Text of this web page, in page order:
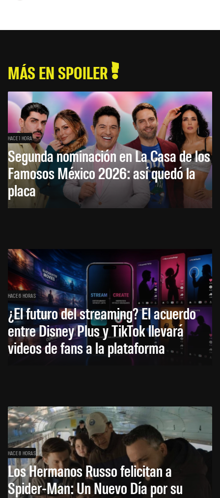
MÁS EN SPOILER
HACE 1 HORA
Segunda nominación en La Casa de los
Famosos México 2026: así quedó la
placa
HACE 6 HORAS
¿El futuro del streaming? El acuerdo
entre Disney Plus y TikTok llevará
videos de fans a la plataforma
HACE 8 HORAS
Los Hermanos Russo felicitan a
Spider-Man: Un Nuevo Día por su